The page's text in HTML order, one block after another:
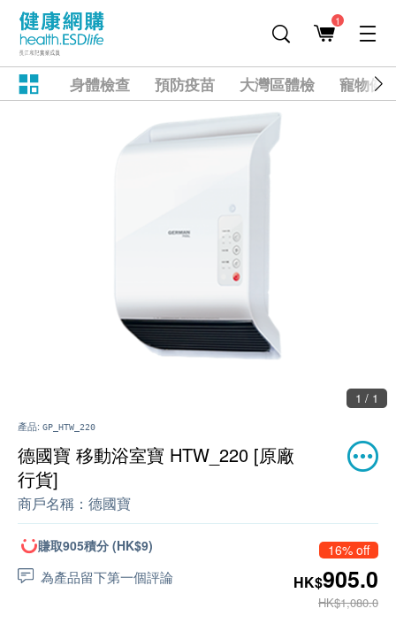
1
身體檢查 預防疫苗 大灣區體檢 寵物健
1 / 1
產品: GP_HTW_220
德國寶 移動浴室寶 HTW_220 [原廠
行貨]
商戶名稱： 德國寶
賺取905積分 (HK$9)
為產品留下第一個評論
16% off
HK$905.0
HK$1,080.0